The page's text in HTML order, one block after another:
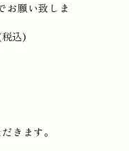
お願い致しま
込)
きます。